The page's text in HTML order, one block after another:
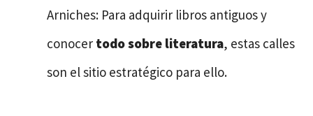
Arniches: Para adquirir libros antiguos y
conocer todo sobre literatura, estas calles
son el sitio estratégico para ello.